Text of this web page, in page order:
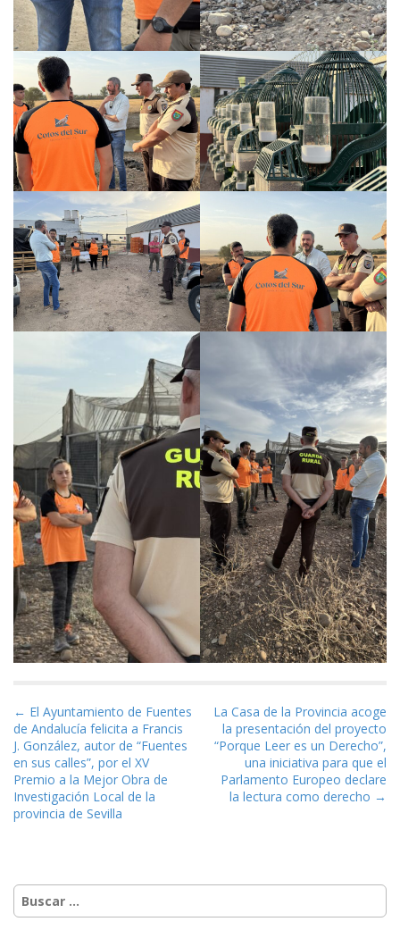
Navegación de entradas
← El Ayuntamiento de Fuentes
de Andalucía felicita a Francis
J. González, autor de “Fuentes
en sus calles”, por el XV
Premio a la Mejor Obra de
Investigación Local de la
provincia de Sevilla
La Casa de la Provincia acoge
la presentación del proyecto
“Porque Leer es un Derecho”,
una iniciativa para que el
Parlamento Europeo declare
la lectura como derecho →